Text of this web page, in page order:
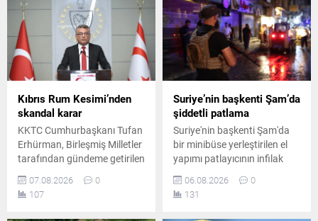
kadar sürecek.
bölgede yüzden fazla ölü
olduğu iddia edildi.
Kıbrıs Rum Kesimi’nden
skandal karar
KKTC Cumhurbaşkanı Tufan
Erhürman, Birleşmiş Milletler
tarafından gündeme getirilen
yönetimi tarafından geri
çevrildiğini duyurdu. Ada
07.08.2026
0
107
Suriye’nin başkenti Şam’da
şiddetli patlama
Suriye'nin başkenti Şam'da
bir minibüse yerleştirilen el
yapımı patlayıcının infilak
yaralıların olduğu bildirildi.
Saldırının Ceramana
06.08.2026
0
131